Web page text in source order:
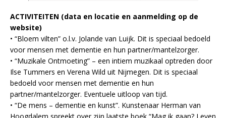
ACTIVITEITEN (data en locatie en aanmelding op de
website)
• “Bloem vilten” o.l.v. Jolande van Luijk. Dit is speciaal bedoeld
voor mensen met dementie en hun partner/mantelzorger.
• “Muzikale Ontmoeting” – een intiem muzikaal optreden door
Ilse Tummers en Verena Wild uit Nijmegen. Dit is speciaal
bedoeld voor mensen met dementie en hun
partner/mantelzorger. Eventuele uitloop van tijd.
• “De mens – dementie en kunst”. Kunstenaar Herman van
Hoogdalem spreekt over zijn laatste boek “Mag ik gaan? Leven